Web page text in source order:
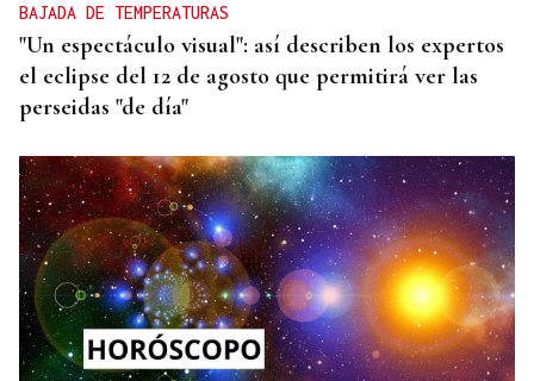
BAJADA DE TEMPERATURAS
"Un espectáculo visual": así describen los expertos
el eclipse del 12 de agosto que permitirá ver las
perseidas "de día"